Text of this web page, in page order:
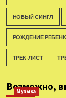
НОВЫЙ СИНГЛ
РОЖДЕНИЕ
ТРЕК-ЛИСТ
Возможно,
Музыка